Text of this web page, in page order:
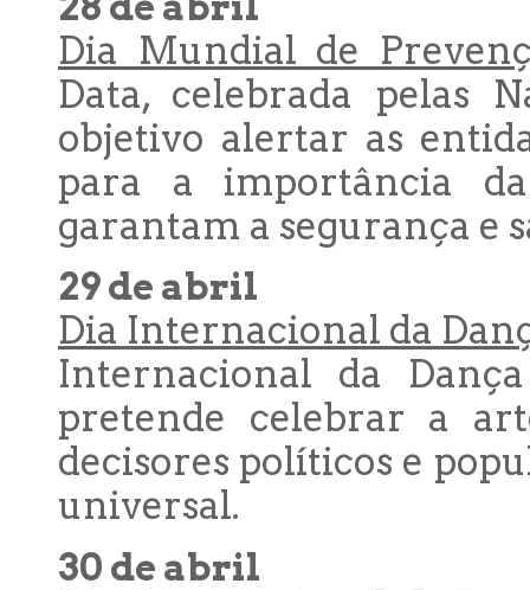
Dia Mundial de
Data, celebrada pelas
objetivo alertar as
para a importância
garantam a segurança e
29 de abril
Dia Internacional da
Internacional da
pretende celebrar a
decisores políticos e
universal.
30 de abril